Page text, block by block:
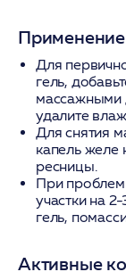
Применение
Для
гель,
массажными
удалите
Для снятия
капель желе
ресницы.
При
участки на
гель,
Активные